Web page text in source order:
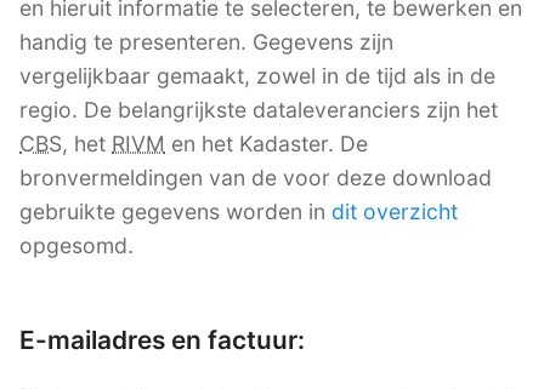
en hieruit informatie te selecteren, te bewerken en
handig te presenteren. Gegevens zijn
vergelijkbaar gemaakt, zowel in de tijd als in de
regio. De belangrijkste dataleveranciers zijn het
CBS, het RIVM en het Kadaster. De
bronvermeldingen van de voor deze download
gebruikte gegevens worden in dit overzicht
opgesomd.
E-mailadres en factuur: